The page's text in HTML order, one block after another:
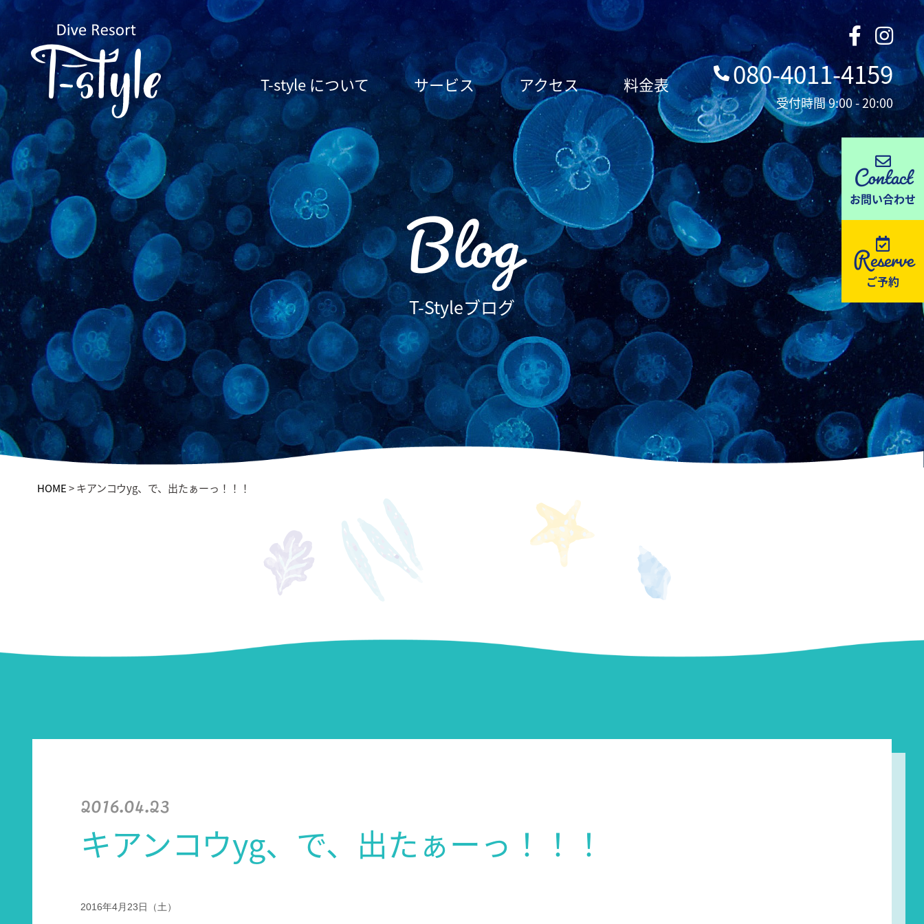
T-style について サービス アクセス 料金表 080-4011-4159
受付時間 9:00 - 20:00
Blog
T-Styleブログ
HOME>キアンコウyg、で、出たぁーっ！！！
2016.04.23
キアンコウyg、で、出たぁーっ！！！
2016年4月23日（土）
Contact
お問い合わせ
Reserve
ご予約